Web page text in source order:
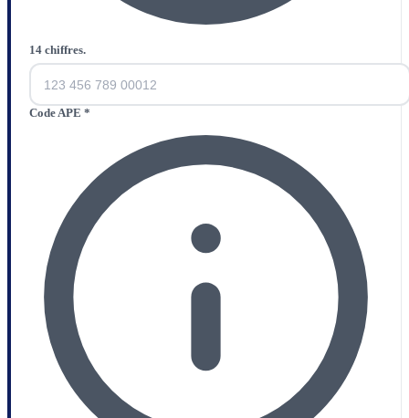
14 chiffres.
Code APE *